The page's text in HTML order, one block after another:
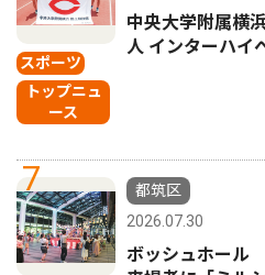
スポーツ
トップニュ
ース
中央大学附属横
人 インターハ
7
都筑区
2026.07.30
ボッシュホール